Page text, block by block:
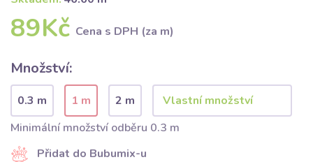
89Kč Cena s DPH (za m)
Množství:
0.3 m 1 m
2 m
Minimální množství odběru 0.3 m
Přidat do Bubumix-u